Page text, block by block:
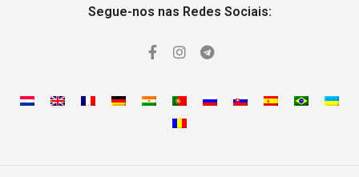
Segue-nos nas Redes Sociais: